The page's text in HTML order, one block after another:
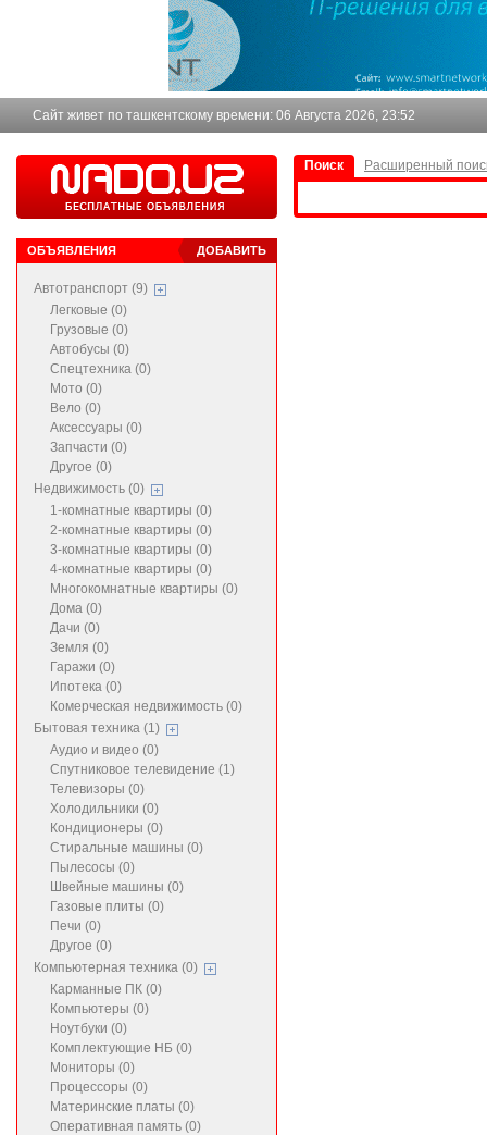
Сайт живет по ташкентскому времени: 06 Августа 2026, 23:52
ДОБАВИТЬ
ОБЪЯВЛЕНИЯ
Автотранспорт (9)
Легковые (0)
Грузовые (0)
Автобусы (0)
Спецтехника (0)
Мото (0)
Вело (0)
Аксессуары (0)
Запчасти (0)
Другое (0)
Недвижимость (0)
1-комнатные квартиры (0)
2-комнатные квартиры (0)
3-комнатные квартиры (0)
4-комнатные квартиры (0)
Многокомнатные квартиры (0)
Дома (0)
Дачи (0)
Земля (0)
Гаражи (0)
Ипотека (0)
Комерческая недвижимость (0)
Бытовая техника (1)
Аудио и видео (0)
Спутниковое телевидение (1)
Телевизоры (0)
Холодильники (0)
Кондиционеры (0)
Стиральные машины (0)
Пылесосы (0)
Швейные машины (0)
Газовые плиты (0)
Печи (0)
Другое (0)
Компьютерная техника (0)
Карманные ПК (0)
Компьютеры (0)
Ноутбуки (0)
Комплектующие НБ (0)
Мониторы (0)
Процессоры (0)
Материнские платы (0)
Оперативная память (0)
Поиск Расширенный